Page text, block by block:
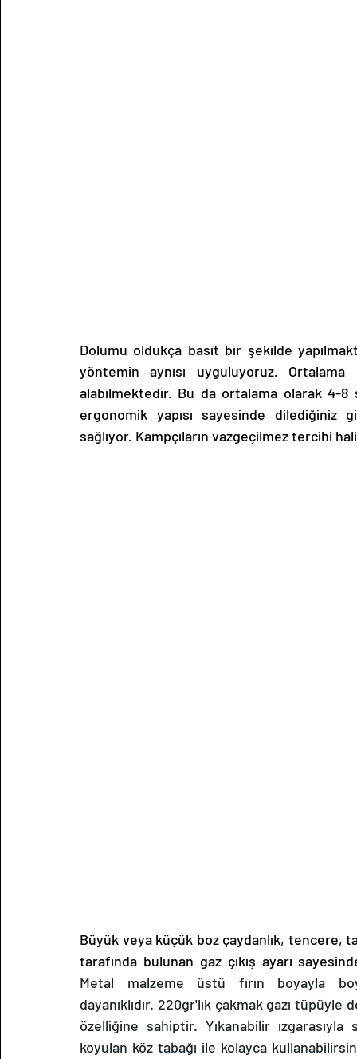
Dolumu oldukça basit bir şekilde
yöntemin aynısı uyguluyoruz.
alabilmektedir. Bu da ortalama olarak 4-8
ergonomik yapısı sayesinde dilediğiniz
sağlıyor. Kampçıların vazgeçilmez tercihi
Büyük veya küçük boz çaydanlık, tencere,
Metal malzeme üstü fırın boyayla
dayanıklıdır. 220gr'lık çakmak gazı
özelliğine sahiptir. Yıkanabilir
koyulan köz tabağı ile kolayca